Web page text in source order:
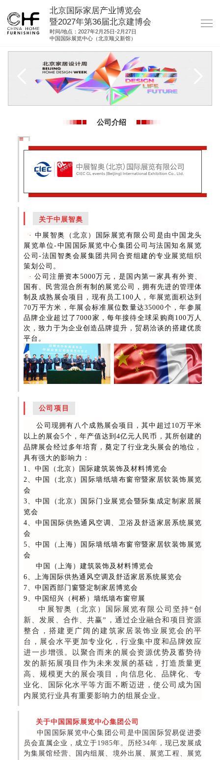
北京国际家居产业博览会
暨2027年第36届北京建博会
时间/地点：2027年2月25日-2月27日
中国国际展览中心（北京顺义新馆）
资料下载
公司介绍
关于中展智奥
· 中展智奥（北京）国际展览有限公司是由中国龙头
展览单位-中国国际展览中心集团公司与法国知名展览
公司-法国智奥会展集团共同合资组建的专业展览组织
策划公司。
· 公司注册资本5000万元，是国内第一家具有外资、
国有、民营混合所有制的展览公司，拥有先进的管理体
制及成熟展会项目，现有员工100人，年展览面积达到
70万平方米，年展会标准展位数量达35000个，年参展
品牌企业超过了7000家，每年接待全球采购商100万人
次，致力于为企业创造品牌提升，贸易洽谈的搭建优质
平台。
公司项目
公司现拥有八个成熟展会项目，其中超过10万平米
以上的展会5个，年产值达到4亿元人民币，其所创建的
品牌展会经过多年培育，奠定了行业龙头展会的地位，
具有强大的影响力：
1、中国（北京）国际建筑装饰及材料博览会
2、中国（北京）国际墙纸墙布窗帘暨家居软装饰展览
会
3、中国（北京）国际门业展览会暨际集成定制家居展
览会
4、中国国际供热通风空调、卫浴及舒适家居系统展览
会
5、中国（上海）国际墙纸墙布窗帘暨家居软装饰展览
会
中国（上海）建筑装饰及材料博览会
6、上海国际供热通风空调及舒适家居系统展览会
7、中国西部门窗暨定制家居博览会
9、中国绍兴（柯桥）墙纸墙布窗帘展
中展智奥（北京）国际展览有限公司坚持“创
新、发展、合作、共赢”，通过企业融合和项目资源
整合，搭建更广阔的建筑家居装饰业展览会的平
台，展会水平更加专业化，行业集中度和品牌效应
进一步增强。以聚合而来的展会资源优势及蓄势待
发的新拓展项目作为未来发展的基础，打造质量更
高、规模更大的展会项目，向信息化、品牌化、专
业化、国际化水平等方面不断迈进，使公司成为国
内展览行业具有重要影响力的组展企业。
关于中国国际展览中心集团公司
中国国际展览中心集团公司是中国国际贸易促进委
员会直属企业，成立于1985年。历经34年，现已发展成
为集展馆经营、国内组展、境外出展、展览工程、展览